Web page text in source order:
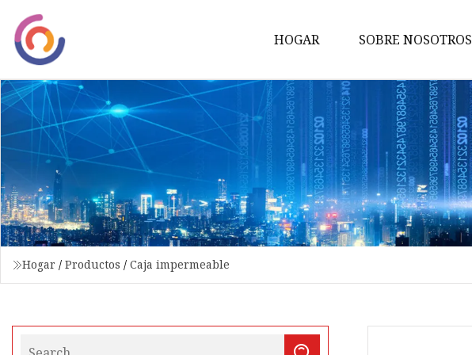
HOGAR SOBRE NOSOTROS
Hogar / Productos / Caja impermeable